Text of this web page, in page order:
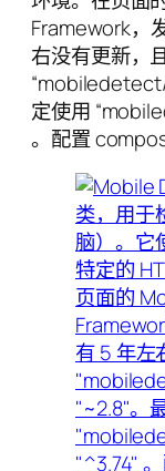
Framework，
右没有更新，
定使用
。配置